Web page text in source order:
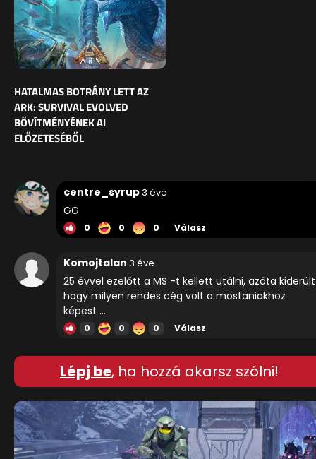
HATALMAS BOTRÁNY LETT AZ
ARK: SURVIVAL EVOLVED
BŐVÍTMÉNYÉNEK AI
ELŐZETESÉBŐL
centre_syrup3 éve
GG
0 0 0 Válasz
Komojtalan 3 éve
25 évvel ezelőtt a MS -t kellett utálni, azóta kiderült
hogy milyen rendes cég volt a mostaniakhoz
képest ...
0 0 0 Válasz
Lépj be, ha hozzá akarsz szólni!